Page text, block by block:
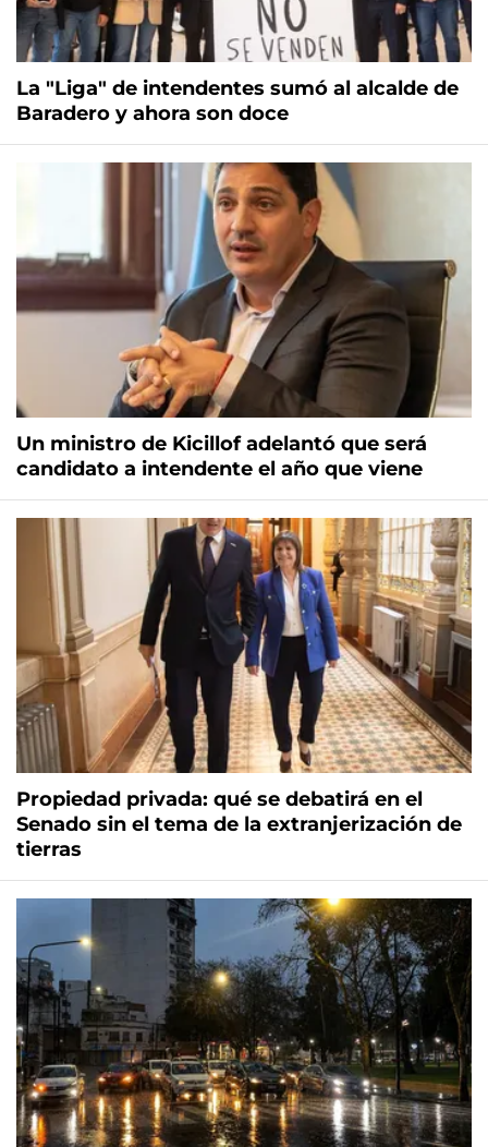
La "Liga" de intendentes sumó al alcalde de
Baradero y ahora son doce
Un ministro de Kicillof adelantó que será
candidato a intendente el año que viene
Propiedad privada: qué se debatirá en el
Senado sin el tema de la extranjerización de
tierras